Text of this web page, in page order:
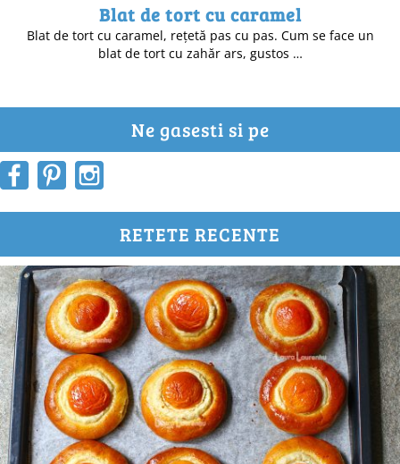
Blat de tort cu caramel
Blat de tort cu caramel, rețetă pas cu pas. Cum se face un
blat de tort cu zahăr ars, gustos …
Ne gasesti si pe
RETETE RECENTE